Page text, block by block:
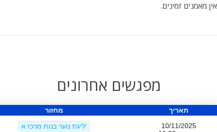
אין מאמנים זמינים.
מפגשים אחרונים
מחזור תאריך
ליגת נוער בנות מרכז א'
10/11/2025